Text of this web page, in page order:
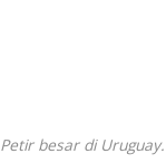
Petir besar di Uruguay.